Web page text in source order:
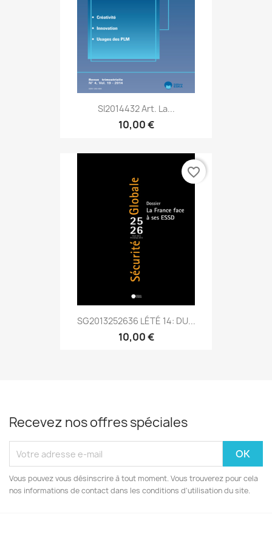
SI2014432 Art. La...
10,00 €
SG2013252636 LÉTÉ 14: DU...
10,00 €
favorite_border
Recevez nos offres spéciales
Vous pouvez vous désinscrire à tout moment. Vous trouverez pour cela
nos informations de contact dans les conditions d'utilisation du site.